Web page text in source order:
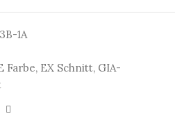
1A
Farbe, EX Schnitt, GIA-